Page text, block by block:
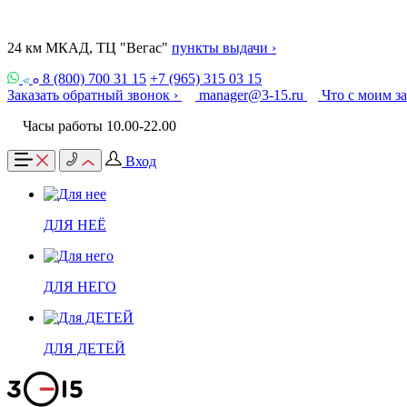
24 км МКАД, ТЦ "Вегас" пункты выдачи ›
8 (800) 700 31 15 +7 (965) 315 03 15
Заказать обратный звонок ›
manager@3-15.ru
Что с моим
Часы работы 10.00-22.00
Вход
ДЛЯ НЕЁ
ДЛЯ НЕГО
ДЛЯ ДЕТЕЙ